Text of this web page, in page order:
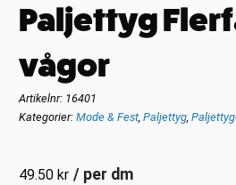
Paljettyg
vågor
Artikelnr: 16401
Kategorier:Mode & Fest ,Paljettyg ,
49.50kr / per dm